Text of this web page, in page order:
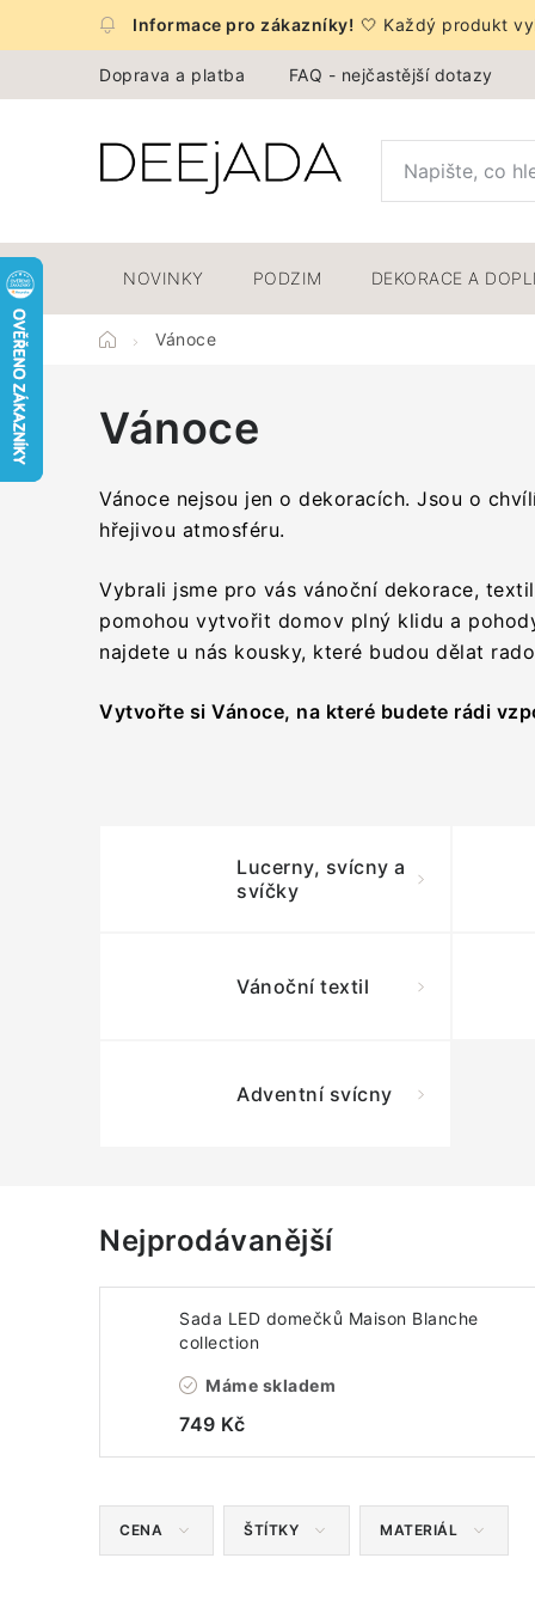
🤍 Každý produkt
Doprava a platba FAQ - nejčastější dotazy
NOVINKY PODZIM DEKORACE A
DomůVánoce
Vánoce
Vánoce nejsou jen o dekoracích. Jsou o
hřejivou atmosféru.
Vybrali jsme pro vás vánoční dekorace,
pomohou vytvořit domov plný klidu a
najdete u nás kousky, které budou dělat
Vytvořte si Vánoce, na které budete rádi
Lucerny, svícny a
svíčky
Vánoční textil
Adventní svícny
Nejprodávanější
Sada LED domečků Maison Blanche
collection
Máme skladem
749 Kč
CENA ŠTÍTKY MATERIÁL